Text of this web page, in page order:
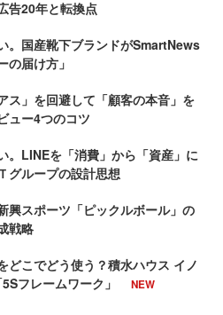
告20年と転換点
。国産靴下ブランドがSmartNews
の届け方」
ス」を回避して「顧客の本音」を
ュー4つのコツ
。LINEを「消費」から「資産」に
グループの設計思想
興スポーツ「ピックルボール」の
戦略
どこでどう使う？積水ハウス イノ
フレームワーク」
NEW